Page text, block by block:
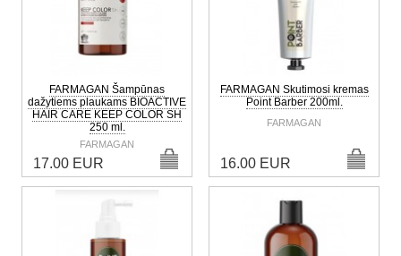
FARMAGAN Šampūnas
dažytiems plaukams BIOACTIVE
HAIR CARE KEEP COLOR SH
250 ml.
FARMAGAN
17.00 EUR
FARMAGAN Skutimosi kremas
Point Barber 200ml.
FARMAGAN
16.00 EUR